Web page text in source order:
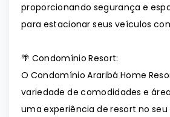
proporcionando segurança e
para estacionar seus veículos
🌴 Condomínio Resort:
O Condomínio Araribá Home
variedade de comodidades e
uma experiência de resort no seu